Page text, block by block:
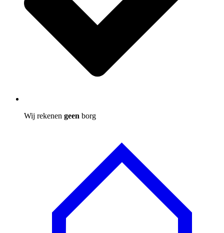
Wij rekenen geen borg